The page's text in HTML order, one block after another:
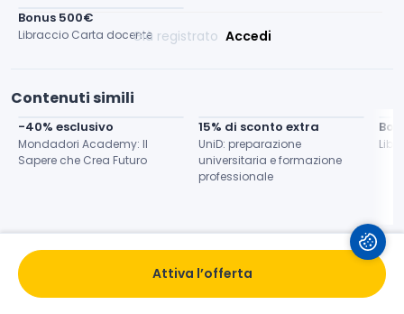
Bonus 500€
Libraccio Carta docente
Contenuti simili
-40% esclusivo
Mondadori Academy: Il
Sapere che Crea Futuro
15% di sconto extra
UniD: preparazione
universitaria e formazione
professionale
Attiva l’offerta
Già registrato Accedi